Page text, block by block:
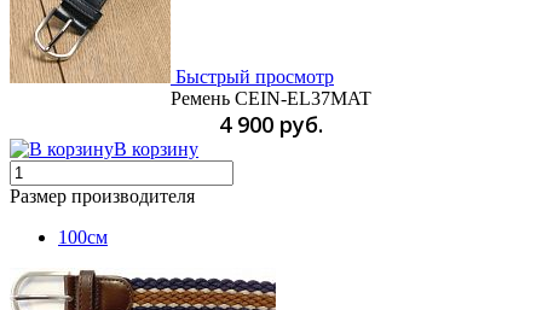
Быстрый просмотр
Ремень CEIN-EL37MAT
4 900 руб.
В корзину
Размер производителя
100см